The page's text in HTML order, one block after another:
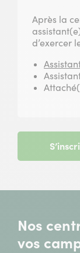
Après la
d’exercer
Nos
vos